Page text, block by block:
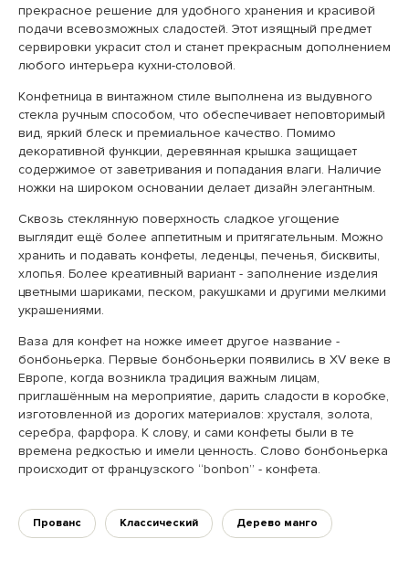
прекрасное решение для удобного хранения и красивой
подачи всевозможных сладостей. Этот изящный предмет
сервировки украсит стол и станет прекрасным дополнением
любого интерьера кухни-столовой.
Конфетница в винтажном стиле выполнена из выдувного
стекла ручным способом, что обеспечивает неповторимый
вид, яркий блеск и премиальное качество. Помимо
декоративной функции, деревянная крышка защищает
содержимое от заветривания и попадания влаги. Наличие
ножки на широком основании делает дизайн элегантным.
Сквозь стеклянную поверхность сладкое угощение
выглядит ещё более аппетитным и притягательным. Можно
хранить и подавать конфеты, леденцы, печенья, бисквиты,
хлопья. Более креативный вариант - заполнение изделия
цветными шариками, песком, ракушками и другими мелкими
украшениями.
Ваза для конфет на ножке имеет другое название -
бонбоньерка. Первые бонбоньерки появились в XV веке в
Европе, когда возникла традиция важным лицам,
приглашённым на мероприятие, дарить сладости в коробке,
изготовленной из дорогих материалов: хрусталя, золота,
серебра, фарфора. К слову, и сами конфеты были в те
времена редкостью и имели ценность. Слово бонбоньерка
происходит от французского “bonbon” - конфета.
Прованс Классический Дерево манго